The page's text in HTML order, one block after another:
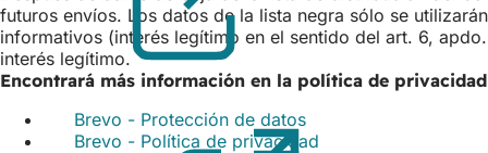
nueva
pestaña)
futuros envíos. Los datos de la lista negra sólo se
informativos (interés legítimo en el sentido del art. 6,
interés legítimo.
Encontrará más información en la política de
Brevo - Protección de datos
abre
Brevo - Política de privacidad